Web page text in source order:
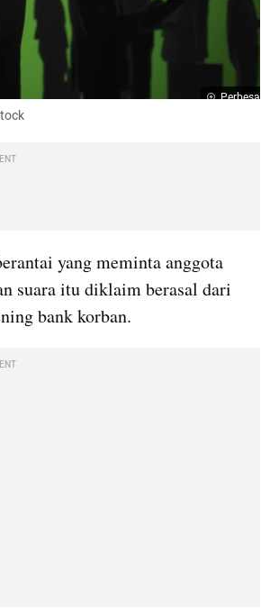
Perbesar
yang meminta anggota
suara itu diklaim berasal dari
bank korban.